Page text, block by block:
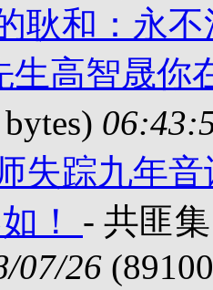
耿和：永
生高智晟你
失踪九年
！ - 共匪
07/26